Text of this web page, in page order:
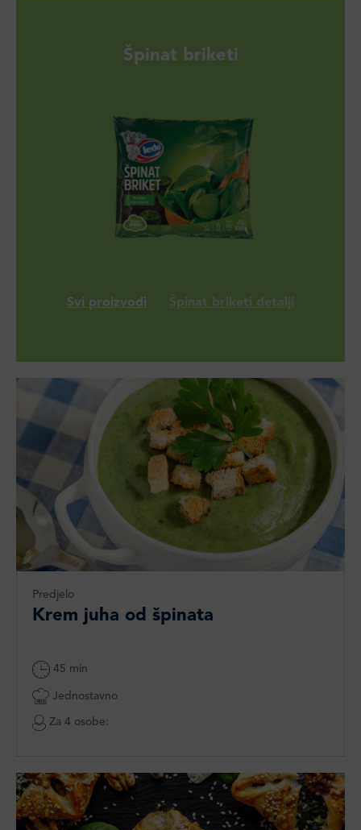
Špinat briketi
Svi proizvodi Špinat briketi detalji
Predjelo
Krem juha od špinata
45 min
Jednostavno
Za 4 osobe: